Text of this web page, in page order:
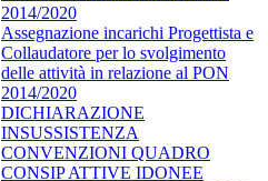
2014/2020
Assegnazione incarichi Progettista e
Collaudatore per lo svolgimento
delle attività in relazione al PON
2014/2020
DICHIARAZIONE
INSUSSISTENZA
CONVENZIONI QUADRO
CONSIP ATTIVE IDONEE